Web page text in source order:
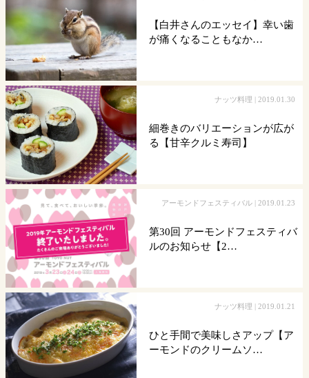
【白井さんのエッセイ】幸い歯
が痛くなることもなか…
ナッツ料理 | 2019.01.30
細巻きのバリエーションが広が
る【甘辛クルミ寿司】
アーモンドフェスティバル | 2019.01.23
第30回 アーモンドフェスティバ
ルのお知らせ【2…
ナッツ料理 | 2019.01.21
ひと手間で美味しさアップ【ア
ーモンドのクリームソ…